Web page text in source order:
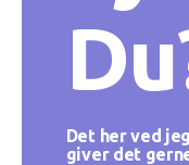
Det her ved
giver det